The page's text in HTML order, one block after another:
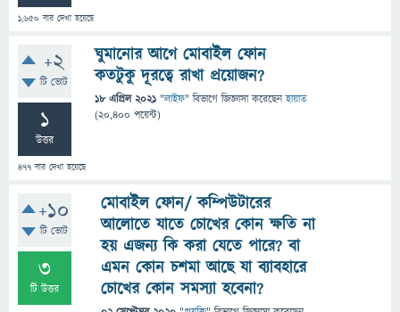
1,650 বার দেখা হয়েছে
+2
টি ভোট
1
উত্তর
477 বার দেখা হয়েছে
ঘুমানোর আগে মোবাইল ফোন
কতটুকু দূরত্বে রাখা প্রয়োজন?
18 এপ্রিল 2021 "লাইফ" বিভাগে জিজ্ঞাসাকরেছেনহায়াত
(20,400 পয়েন্ট)
+10
টি ভোট
3
টি উত্তর
মোবাইল ফোন/ কম্পিউটারের
আলোতে যাতে চোখের কোন ক্ষতি না
হয় এজন্য কি করা যেতে পারে? বা
এমন কোন চশমা আছে যা ব্যাবহারে
চোখের কোন সমস্যা হবেনা?